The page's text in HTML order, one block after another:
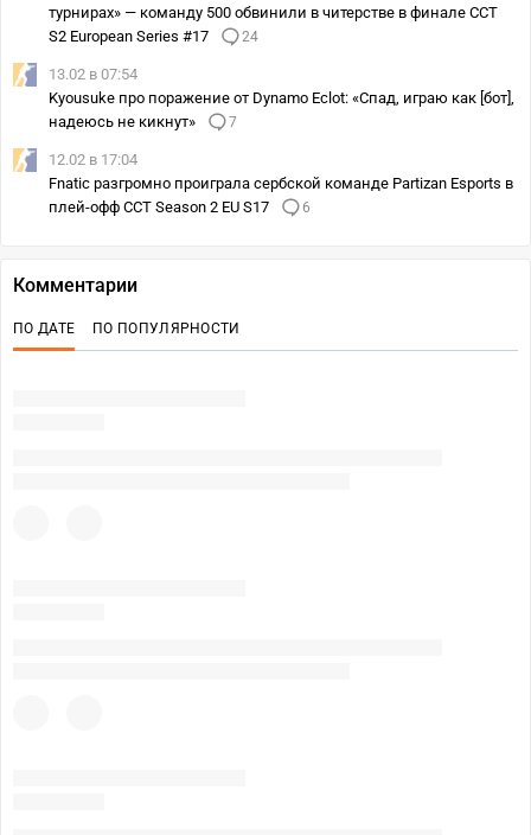
турнирах» — команду 500 обвинили в читерстве в финале CCT
S2 European Series #17
24
13.02 в 07:54
Kyousuke про поражение от Dynamo Eclot: «Спад, играю как [бот],
надеюсь не кикнут»
7
12.02 в 17:04
Fnatic разгромно проиграла сербской команде Partizan Esports в
плей-офф CCT Season 2 EU S17
6
Комментарии
ПО ДАТЕ ПО ПОПУЛЯРНОСТИ